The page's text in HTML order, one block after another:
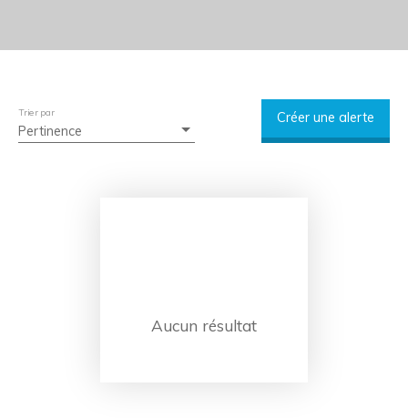
Pertinence
Trier par Créer une alerte
Aucun résultat